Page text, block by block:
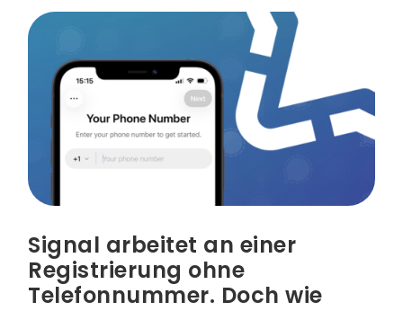
Signal arbeitet an einer
Registrierung ohne
Telefonnummer. Doch wie